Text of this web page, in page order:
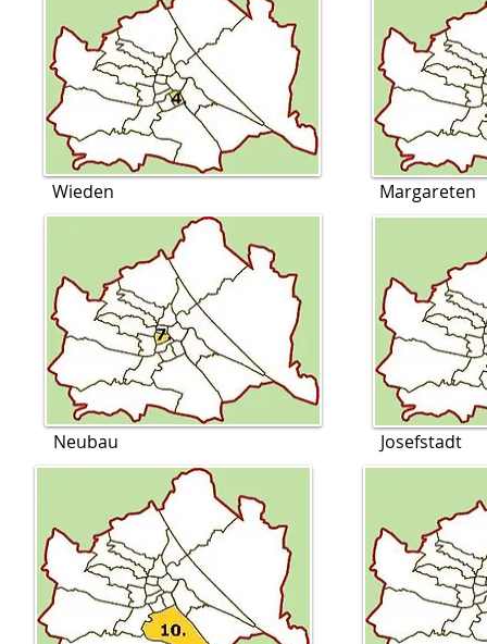
Wieden
Neubau
Margareten
Josefstadt